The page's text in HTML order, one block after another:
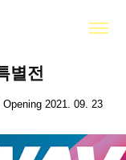
별전
2021. 09. 23